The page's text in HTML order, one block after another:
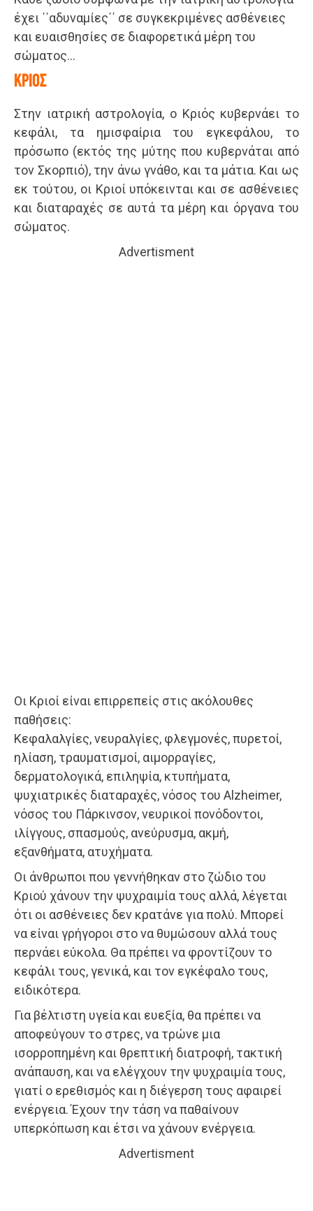
έχει ΄΄αδυναμίες΄΄ σε συγκεκριμένες ασθένειες
και ευαισθησίες σε διαφορετικά μέρη του
σώματος…
ΚΡΙΟΣ
Στην ιατρική αστρολογία, o Κριός κυβερνάει το
κεφάλι, τα ημισφαίρια του εγκεφάλου, το
πρόσωπο (εκτός της μύτης που κυβερνάται από
τον Σκορπιό), την άνω γνάθο, και τα μάτια. Και ως
εκ τούτου, οι Κριοί υπόκεινται και σε ασθένειες
και διαταραχές σε αυτά τα μέρη και όργανα του
σώματος.
Advertisment
Οι Κριοί είναι επιρρεπείς στις ακόλουθες
παθήσεις:
Κεφαλαλγίες, νευραλγίες, φλεγμονές, πυρετοί,
ηλίαση, τραυματισμοί, αιμορραγίες,
δερματολογικά, επιληψία, κτυπήματα,
ψυχιατρικές διαταραχές, νόσος του Alzheimer,
νόσος του Πάρκινσον, νευρικοί πονόδοντοι,
ιλίγγους, σπασμούς, ανεύρυσμα, ακμή,
εξανθήματα, ατυχήματα.
Οι άνθρωποι που γεννήθηκαν στο ζώδιο του
Κριού χάνουν την ψυχραιμία τους αλλά, λέγεται
ότι οι ασθένειες δεν κρατάνε για πολύ. Μπορεί
να είναι γρήγοροι στο να θυμώσουν αλλά τους
περνάει εύκολα. Θα πρέπει να φροντίζουν το
κεφάλι τους, γενικά, και τον εγκέφαλο τους,
ειδικότερα.
Για βέλτιστη υγεία και ευεξία, θα πρέπει να
αποφεύγουν το στρες, να τρώνε μια
ισορροπημένη και θρεπτική διατροφή, τακτική
ανάπαυση, και να ελέγχουν την ψυχραιμία τους,
γιατί ο ερεθισμός και η διέγερση τους αφαιρεί
ενέργεια. Έχουν την τάση να παθαίνουν
υπερκόπωση και έτσι να χάνουν ενέργεια.
Advertisment